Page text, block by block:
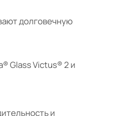
долговечную
Glass Victus® 2 и
и